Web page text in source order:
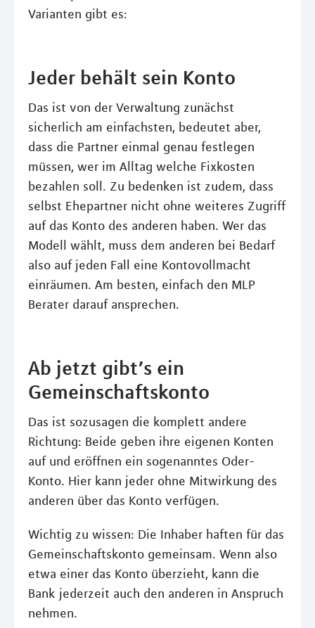
Varianten gibt es:
Jeder behält sein Konto
Das ist von der Verwaltung zunächst
sicherlich am einfachsten, bedeutet aber,
dass die Partner einmal genau festlegen
müssen, wer im Alltag welche Fixkosten
bezahlen soll. Zu bedenken ist zudem, dass
selbst Ehepartner nicht ohne weiteres Zugriff
auf das Konto des anderen haben. Wer das
Modell wählt, muss dem anderen bei Bedarf
also auf jeden Fall eine Kontovollmacht
einräumen. Am besten, einfach den MLP
Berater darauf ansprechen.
Ab jetzt gibt’s ein
Gemeinschaftskonto
Das ist sozusagen die komplett andere
Richtung: Beide geben ihre eigenen Konten
auf und eröffnen ein sogenanntes Oder-
Konto. Hier kann jeder ohne Mitwirkung des
anderen über das Konto verfügen.
Wichtig zu wissen: Die Inhaber haften für das
Gemeinschaftskonto gemeinsam. Wenn also
etwa einer das Konto überzieht, kann die
Bank jederzeit auch den anderen in Anspruch
nehmen.